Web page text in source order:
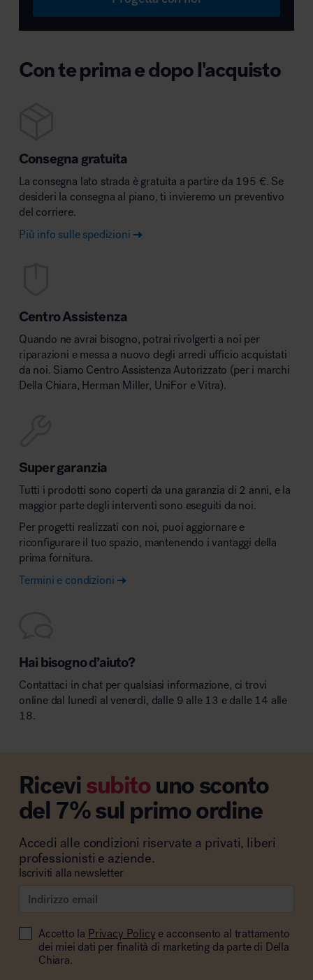
Con te prima e dopo l'acquisto
Consegna gratuita
La consegna lato strada è gratuita a partire da 195 €. Se
desideri la consegna al piano, ti invieremo un preventivo
del corriere.
Più info sulle spedizioni
Centro Assistenza
Quando ne avrai bisogno, potrai rivolgerti a noi per
riparazioni e messa a nuovo degli arredi ufficio acquistati
da noi. Siamo Centro Assistenza Autorizzato (per i marchi
Della Chiara, Herman Miller, UniFor e Vitra).
Super garanzia
Tutti i prodotti sono coperti da una garanzia di 2 anni, e la
maggior parte degli interventi sono eseguiti da noi.
Per progetti realizzati con noi, puoi aggiornare e
riconfigurare il tuo spazio, mantenendo i vantaggi della
prima fornitura.
Termini e condizioni
Hai bisogno d’aiuto?
Contattaci in chat per qualsiasi informazione, ci trovi
online dal lunedì al venerdì, dalle 9 alle 13 e dalle 14 alle
18.
Ricevisubitouno sconto
del 7% sul primo ordine
Accedi alle condizioni riservate a privati, liberi
professionisti e aziende.
Iscriviti alla newsletter
Accetto la Privacy Policy e acconsento al trattamento
dei miei dati per finalità di marketing da parte di Della
Chiara.